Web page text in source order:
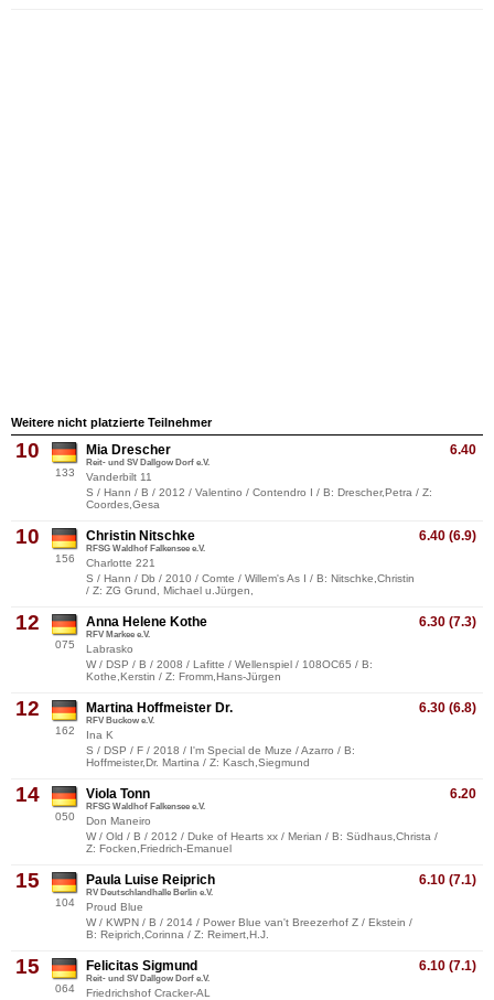
Weitere nicht platzierte Teilnehmer
10
133
6.40
Mia Drescher
Reit- und SV Dallgow Dorf e.V.
Vanderbilt 11
S / Hann / B / 2012 / Valentino / Contendro I / B: Drescher,Petra / Z:
Coordes,Gesa
10
156
6.40 (6.9)
Christin Nitschke
RFSG Waldhof Falkensee e.V.
Charlotte 221
S / Hann / Db / 2010 / Comte / Willem's As I / B: Nitschke,Christin
/ Z: ZG Grund, Michael u.Jürgen,
12
075
6.30 (7.3)
Anna Helene Kothe
RFV Markee e.V.
Labrasko
W / DSP / B / 2008 / Lafitte / Wellenspiel / 108OC65 / B:
Kothe,Kerstin / Z: Fromm,Hans-Jürgen
12
162
6.30 (6.8)
Martina Hoffmeister Dr.
RFV Buckow e.V.
Ina K
S / DSP / F / 2018 / I'm Special de Muze / Azarro / B:
Hoffmeister,Dr. Martina / Z: Kasch,Siegmund
14
050
6.20
Viola Tonn
RFSG Waldhof Falkensee e.V.
Don Maneiro
W / Old / B / 2012 / Duke of Hearts xx / Merian / B: Südhaus,Christa /
Z: Focken,Friedrich-Emanuel
15
104
6.10 (7.1)
Paula Luise Reiprich
RV Deutschlandhalle Berlin e.V.
Proud Blue
W / KWPN / B / 2014 / Power Blue van't Breezerhof Z / Ekstein /
B: Reiprich,Corinna / Z: Reimert,H.J.
15
064
6.10 (7.1)
Felicitas Sigmund
Reit- und SV Dallgow Dorf e.V.
Friedrichshof Cracker-AL